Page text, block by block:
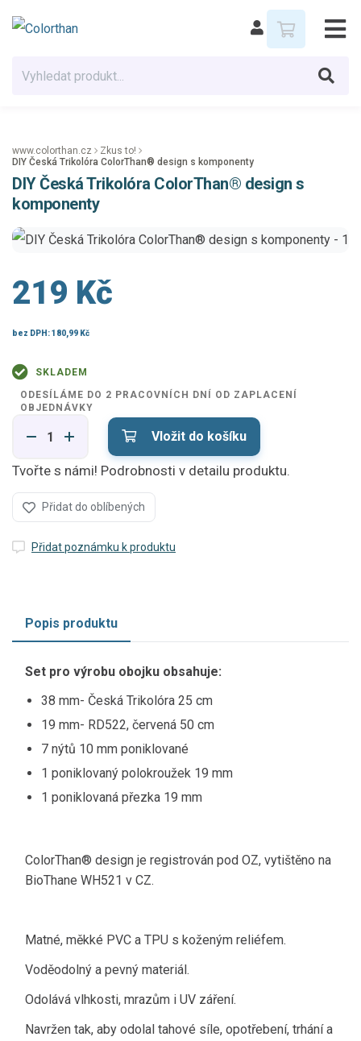
www.colorthan.cz
Zkus to!
DIY Česká Trikolóra ColorThan® design s komponenty
DIY Česká Trikolóra ColorThan® design s
komponenty
Tvořte s námi! Podrobnosti v detailu produktu.
219 Kč
bez DPH:180,99 Kč
Vložit do košíku
Přidat do oblíbených
Přidat poznámku k produktu
SKLADEM
ODESÍLÁME DO 2 PRACOVNÍCH DNÍ OD ZAPLACENÍ
OBJEDNÁVKY
Popis produktu
Set pro výrobu obojku obsahuje:
38 mm- Česká Trikolóra 25 cm
19 mm- RD522, červená 50 cm
7 nýtů 10 mm poniklované
1 poniklovaný polokroužek 19 mm
1 poniklovaná přezka 19 mm
ColorThan® design je registrován pod OZ, vytištěno na
BioThane WH521 v CZ.
Matné, měkké PVC a TPU s koženým reliéfem.
Voděodolný a pevný materiál.
Odolává vlhkosti, mrazům i UV záření.
Navržen tak, aby odolal tahové síle, opotřebení, trhání a